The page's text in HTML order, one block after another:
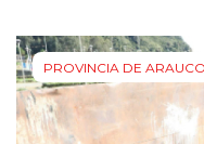
PROVINCIA DE ARAUCO